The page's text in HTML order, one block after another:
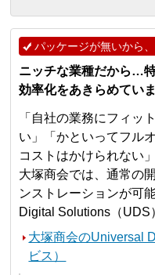
パッケージが無いから
ニッチな業種だから…
効率化をあきらめてい
「自社の業務にフィッ
い」「かといってフル
コストはかけられない
大塚商会では、通常の
ンストレーションが可
Digital Solutions（UDS
大塚商会のUniversal
ビス）